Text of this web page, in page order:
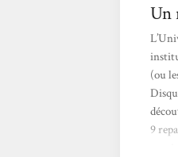
Un
(ou
9